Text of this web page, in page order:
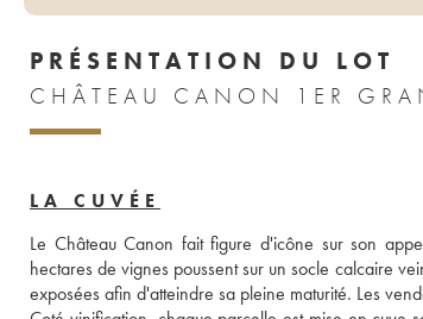
PRÉSENTATION DU LOT
LA CUVÉE
Le Château Canon fait figure d'icône sur son
hectares de vignes poussent sur un socle calcaire
exposées afin d'atteindre sa pleine maturité. Les